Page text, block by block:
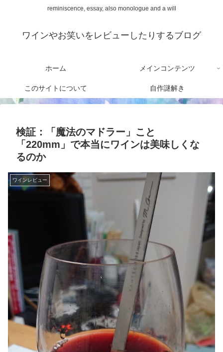
reminiscence, essay, also monologue and a will
ワインやお笑いをレビューしたりするブログ
ホーム メインコンテンツ
このサイトについて 自作謎解き
検証：「魔法のマドラー」こと
「220mm」で本当にワインは美味しくな
るのか
ワインレビュー